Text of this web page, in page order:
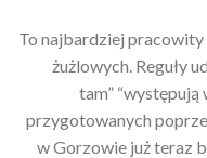
To najbardziej
żużlowych. Reguły
tam”
przygotowanych
w Gorzowie już teraz